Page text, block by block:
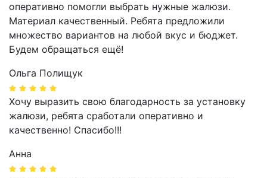
оперативно помогли выбрать нужные жалюзи.
Материал качественный. Ребята предложили
множество вариантов на любой вкус и бюджет.
Будем обращаться ещё!
Ольга Полищук
Хочу выразить свою благодарность за установку
жалюзи, ребята сработали оперативно и
качественно! Спасибо!!!
Анна